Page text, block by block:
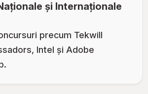
și Internaționale
precum Tekwill
Intel și Adobe